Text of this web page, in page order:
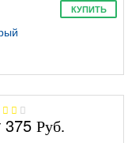
КУПИТЬ
375 Руб.